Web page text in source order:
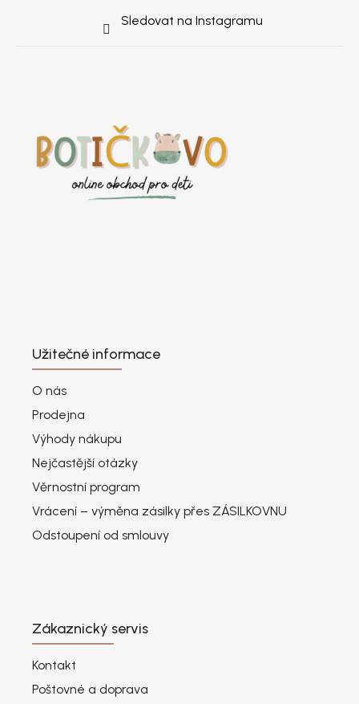
Sledovat na Instagramu
Užitečné informace
O nás
Prodejna
Výhody nákupu
Nejčastější otázky
Věrnostní program
Vrácení – výměna zásilky přes ZÁSILKOVNU
Odstoupení od smlouvy
Zákaznický servis
Kontakt
Poštovné a doprava